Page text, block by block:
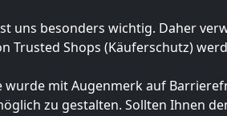
uns besonders wichtig. Daher
Trusted Shops (Käuferschutz)
wurde mit Augenmerk auf
zu gestalten. Sollten Ihnen